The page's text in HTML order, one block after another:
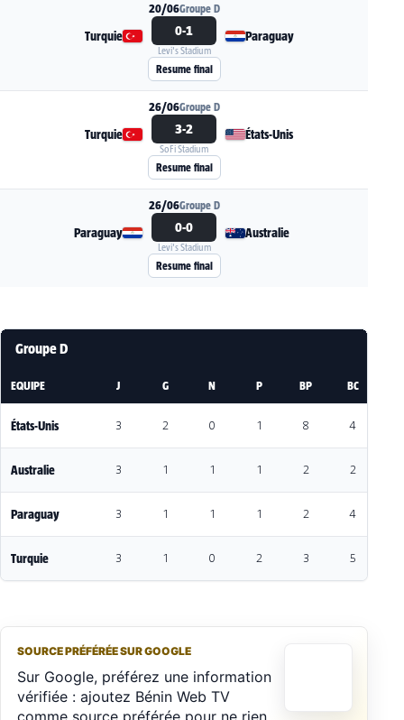
Voir la fiche du match Turquie - Paraguay
20/06Groupe D
Turquie 0-1
Levi's Stadium
Paraguay
Resume final
Voir la fiche du match Turquie - États-Unis
26/06Groupe D
Turquie 3-2
SoFi Stadium
États-Unis
Resume final
Voir la fiche du match Paraguay - Australie
26/06Groupe D
Paraguay 0-0
Levi's Stadium
Australie
Resume final
Groupe D
EQUIPE J G N P BP BC
États-Unis 3 2 0 1 8 4
Australie 3 1 1 1 2 2
Paraguay 3 1 1 1 2 4
Turquie 3 1 0 2 3 5
SOURCE PRÉFÉRÉE SUR GOOGLE
Sur Google, préférez une information
vérifiée : ajoutez Bénin Web TV
comme source préférée pour ne rien